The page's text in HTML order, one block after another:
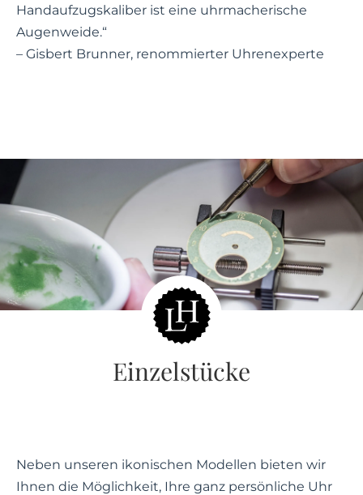
Handaufzugskaliber ist eine uhrmacherische
Augenweide.“
– Gisbert Brunner, renommierter Uhrenexperte
Einzelstücke
Neben unseren ikonischen Modellen bieten wir
Ihnen die Möglichkeit, Ihre ganz persönliche Uhr